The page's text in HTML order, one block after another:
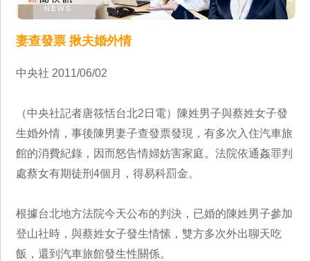
妻查發票 揪夫婚外情
中央社 2011/06/02
（中央社記者唐筱恬台北2日電）陳姓男子與蔡姓女子發
生婚外情，事後陳男妻子查發票發現，有多次入住汽車旅
館的消費紀錄，因而怒告情婦妨害家庭。法院依通姦罪判
處蔡女有期徒刑4個月，得易科罰金。
根據台北地方法院今天公布的判決，已婚的陳姓男子參加
登山社時，與蔡姓女子發生情愫，雙方多次外出聊天吃
飯，還到汽車旅館發生性關係。